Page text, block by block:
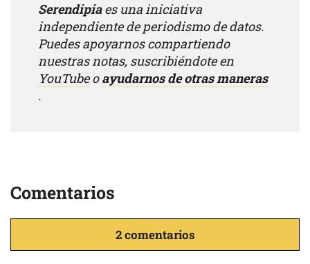
Serendipiaes una iniciativa
independiente de periodismo de datos.
Puedes apoyarnos compartiendo
nuestras notas, suscribiéndote en
YouTubeoayudarnos de otras maneras
.
Comentarios
2 comentarios